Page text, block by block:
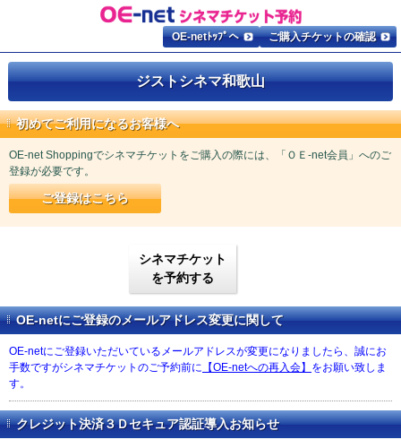
ご購入チケットの確認
OE-netﾄｯﾌﾟへ
ジストシネマ和歌山
初めてご利用になるお客様へ
OE-net Shoppingでシネマチケットをご購入の際には、「ＯＥ-net会員」へのご
登録が必要です。
ご登録はこちら
シネマチケット
を予約する
OE-netにご登録のメールアドレス変更に関して
OE-netにご登録いただいているメールアドレスが変更になりましたら、誠にお
手数ですがシネマチケットのご予約前に 【OE-netへの再入会】 をお願い致しま
す。
クレジット決済３Ｄセキュア認証導入お知らせ